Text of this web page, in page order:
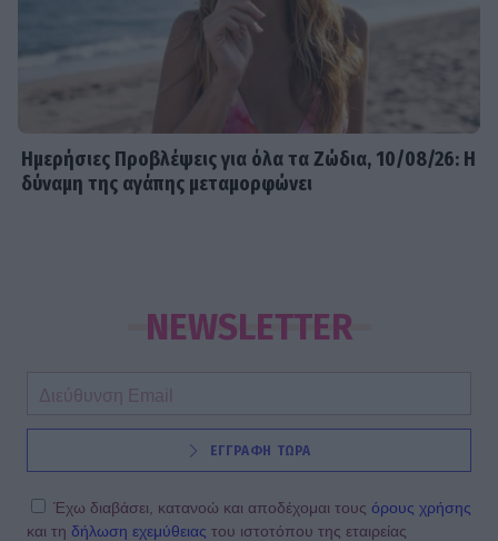
Ημερήσιες Προβλέψεις για όλα τα Ζώδια, 10/08/26: Η
δύναμη της αγάπης μεταμορφώνει
NEWSLETTER
ΕΓΓΡΑΦΗ ΤΩΡΑ
Έχω διαβάσει, κατανοώ και αποδέχομαι τους όρους χρήσης
και τη δήλωση εχεμύθειας του ιστοτόπου της εταιρείας